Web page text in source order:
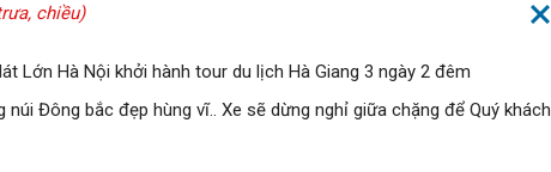
chiều)
Lớn Hà Nội khởi hành tour du lịch Hà Giang 3 ngày 2 đêm
Đông bắc đẹp hùng vĩ.. Xe sẽ dừng nghỉ giữa chặng để Quý khách